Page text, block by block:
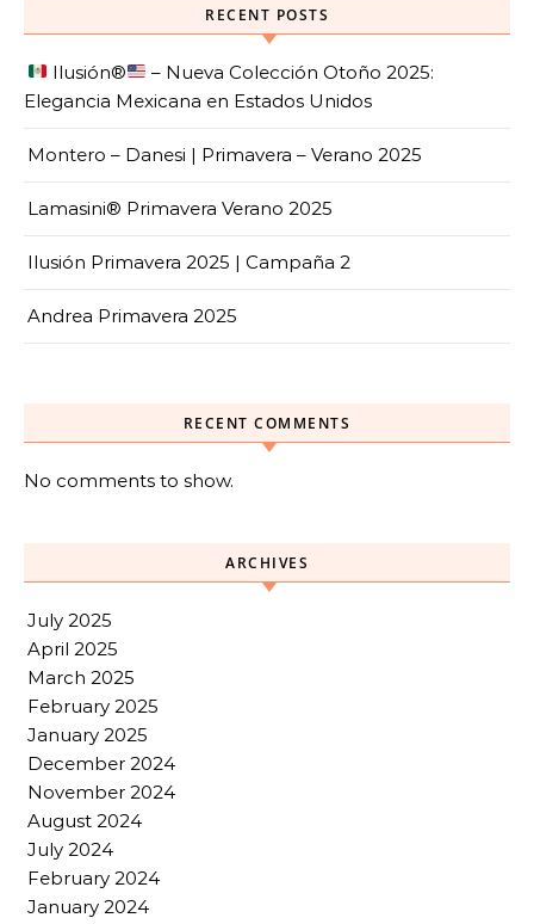
RECENT POSTS
Ilusión®️
– Nueva Colección Otoño 2025:
Elegancia Mexicana en Estados Unidos
Montero – Danesi | Primavera – Verano 2025
Lamasini® Primavera Verano 2025
Ilusión Primavera 2025 | Campaña 2
Andrea Primavera 2025
RECENT COMMENTS
No comments to show.
ARCHIVES
July 2025
April 2025
March 2025
February 2025
January 2025
December 2024
November 2024
August 2024
July 2024
February 2024
January 2024